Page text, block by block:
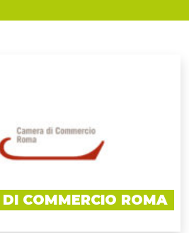
COMMERCIO ROMA